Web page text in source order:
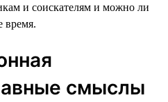
и соискателям и можно ли
время.
смыслы